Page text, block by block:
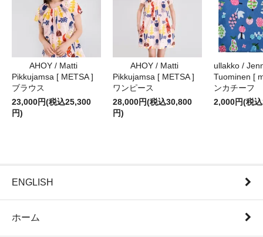
AHOY / Matti
Pikkujamsa [ METSA ]
ブラウス
23,000円(税込25,300
円)
AHOY / Matti
Pikkujamsa [ METSA ]
ワンピース
28,000円(税込30,800
円)
ullakko /
Tuominen [
ンカチーフ
2,000円(税
ENGLISH
ホーム